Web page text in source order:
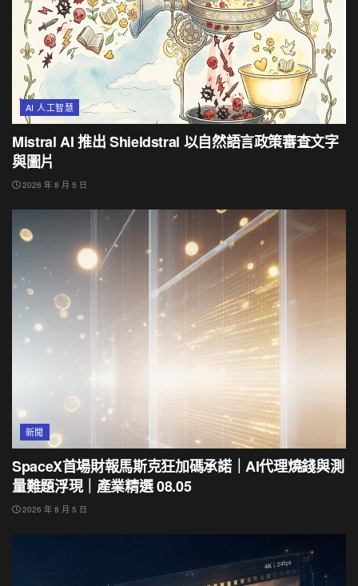
AI 人工智慧
Mistral AI 推出 Shieldstral 以自然語言政策審查文字
與圖片
2026 年 8 月 5 日
新聞
SpaceX首場財報馬斯克狂加碼承諾｜AI代理燒錢與測
量難題浮現｜產業精選 08.05
2026 年 8 月 5 日